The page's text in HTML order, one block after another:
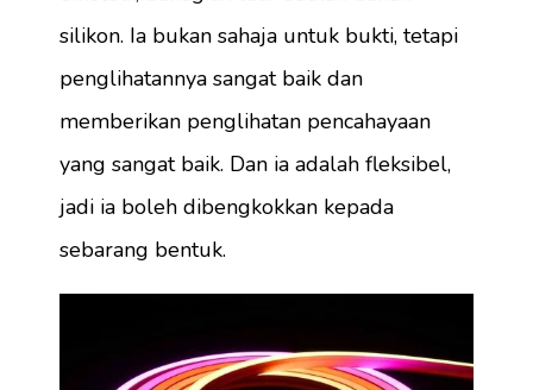
silikon. Ia bukan sahaja untuk bukti, tetapi
penglihatannya sangat baik dan
memberikan penglihatan pencahayaan
yang sangat baik. Dan ia adalah fleksibel,
jadi ia boleh dibengkokkan kepada
sebarang bentuk.